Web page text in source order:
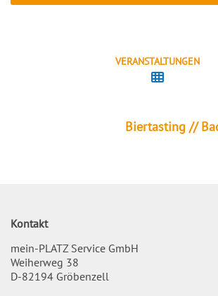
VERANSTALTUNGEN
Titel für
Biertasting //
Kontakt
mein-PLATZ Service GmbH
Weiherweg 38
D-82194 Gröbenzell